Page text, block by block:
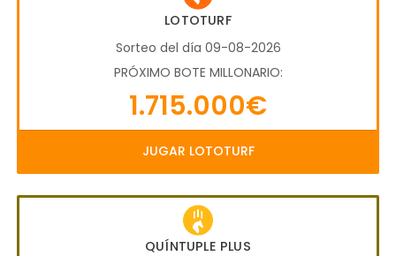
LOTOTURF
Sorteo del día 09-08-2026
PRÓXIMO BOTE MILLONARIO:
1.715.000€
JUGAR LOTOTURF
QUÍNTUPLE PLUS